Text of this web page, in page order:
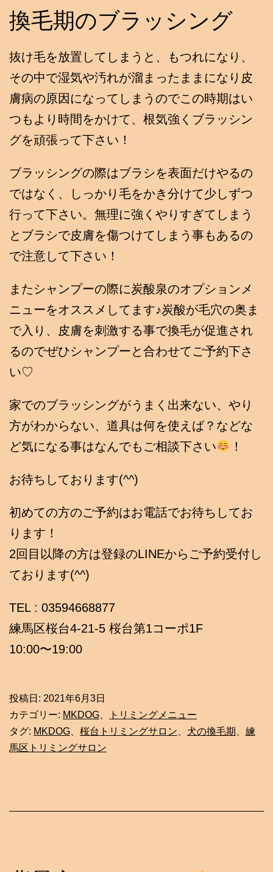
換毛期のブラッシング
抜け毛を放置してしまうと、もつれになり、
その中で湿気や汚れが溜まったままになり皮
膚病の原因になってしまうのでこの時期はい
つもより時間をかけて、根気強くブラッシン
グを頑張って下さい！
ブラッシングの際はブラシを表面だけやるの
ではなく、しっかり毛をかき分けて少しずつ
行って下さい。無理に強くやりすぎてしまう
とブラシで皮膚を傷つけてしまう事もあるの
で注意して下さい！
またシャンプーの際に炭酸泉のオプションメ
ニューをオススメしてます♪炭酸が毛穴の奥ま
で入り、皮膚を刺激する事で換毛が促進され
るのでぜひシャンプーと合わせてご予約下さ
い♡
家でのブラッシングがうまく出来ない、やり
方がわからない、道具は何を使えば？などな
ど気になる事はなんでもご相談下さい
！
お待ちしております(^^)
初めての方のご予約はお電話でお待ちしてお
ります！
2回目以降の方は登録のLINEからご予約受付し
ております(^^)
TEL : 03594668877
練馬区桜台4-21-5 桜台第1コーポ1F
10:00〜19:00
投稿日: 2021年6月3日
カテゴリー: MKDOG
トリミングメニュー
タグ: MKDOG 桜台トリミングサロン 犬の換毛期
練
馬区トリミングサロン